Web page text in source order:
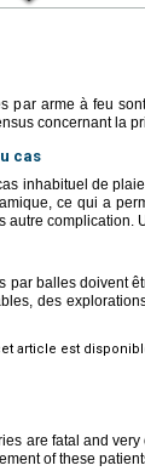
par arme à feu
concernant la
cas
inhabituel de
ce qui a
autre complication.
par balles doivent
des
article est
are fatal and
of these